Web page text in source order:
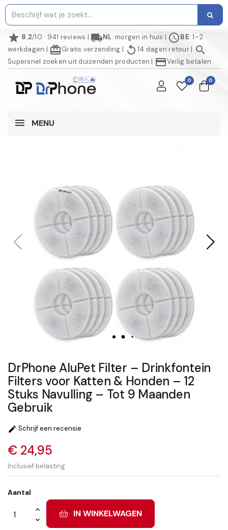
star 8.2/10 · 941 reviews | local_shippingNL: morgen in huis | scheduleBE: 1–2
werkdagen | redeemGratis verzending | replay 14 dagen retour| search
Supersnel zoeken uit duizenden producten | credit_cardVeilig betalen
0 0
MENU
DrPhone AluPet Filter – Drinkfontein
Filters voor Katten & Honden – 12
Stuks Navulling – Tot 9 Maanden
Gebruik
 Schrijf een recensie
€ 24,95
Inclusief belasting
Aantal
IN WINKELWAGEN